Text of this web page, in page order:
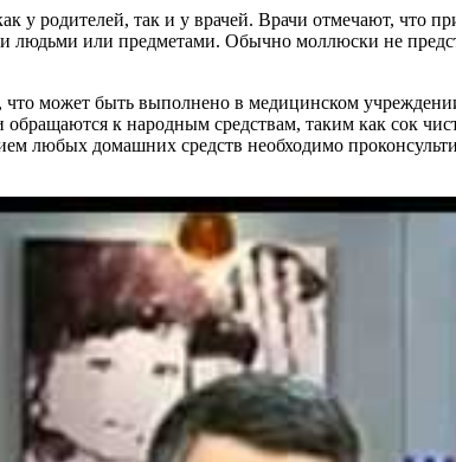
у родителей, так и у врачей. Врачи отмечают, что
людьми или предметами. Обычно моллюски не
может быть выполнено в медицинском
к народным средствам, таким как сок
любых домашних средств необходимо